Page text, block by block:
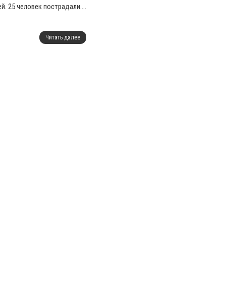
25 человек пострадали....
Читать далее